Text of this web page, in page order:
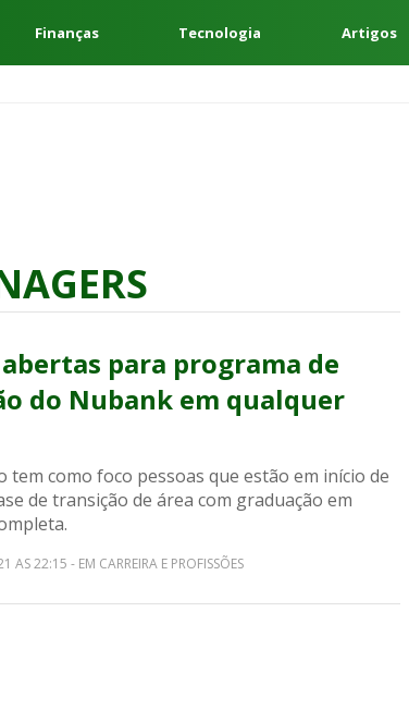
Finanças Tecnologia Artigos
para programa de
do Nubank em qualquer
tem como foco pessoas que estão em início de
de transição de área com graduação em
22:15 - EM CARREIRA E PROFISSÕES